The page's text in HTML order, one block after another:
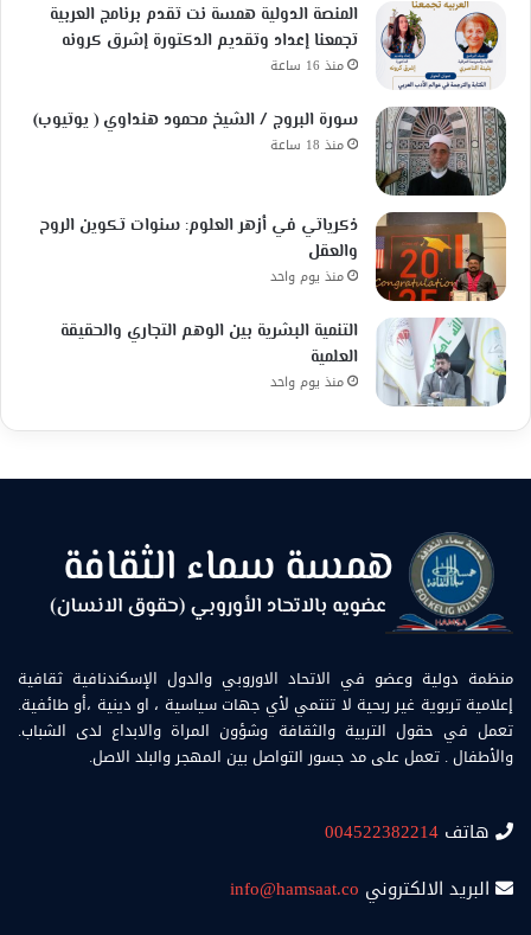
المنصة الدولية همسة نت تقدم برنامج العربية
تجمعنا إعداد وتقديم الدكتورة إشرق كرونه
منذ 16 ساعة
سورة البروج / الشيخ محمود هنداوي ( يوتيوب)
منذ 18 ساعة
ذكرياتي في أزهر العلوم: سنوات تكوين الروح
والعقل
منذ يوم واحد
التنمية البشرية بين الوهم التجاري والحقيقة
العلمية
منذ يوم واحد
منظمة دولية وعضو في الاتحاد الاوروبي والدول الإسكندنافية ثقافية
إعلامية تربوية غير ربحية لا تنتمي لأي جهات سياسية ، او دينية ،أو طائفية.
تعمل في حقول التربية والثقافة وشؤون المراة والابداع لدى الشباب.
والأطفال . تعمل على مد جسور التواصل بين المهجر والبلد الاصل.
هاتف 004522382214
البريد الالكتروني info@hamsaat.co